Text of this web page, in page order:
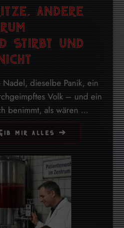
andere
stirbt und
dieselbe Panik, ein
Volk – und ein
benimmt, als wären ...
mir alles ➔